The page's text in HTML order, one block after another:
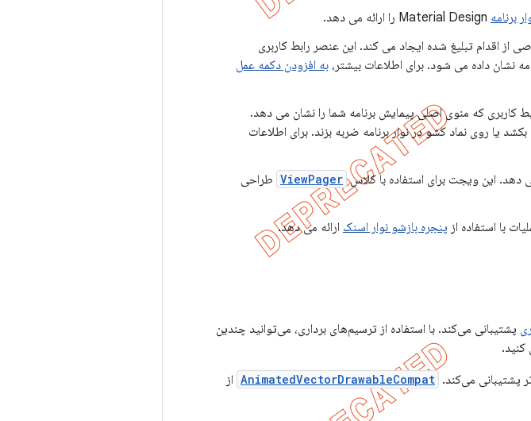
برنامه
از اقدام تبلیغ شده ایجاد می کند. این عنصر رابط کاربری
نشان داده می شود. برای اطلاعات بیشتر، به افزودن دکمه عمل
که منوی اصلی پیمایش برنامه شما را نشان می دهد.
روی نماد کشو در نوار برنامه ضربه بزند. برای اطلاعات
این ویجت برای استفاده با کلاس ViewPager طراحی
با استفاده از پنجره بازشو نوار اسنک ارائه می دهد.
پشتیبانی می‌کند. با استفاده از ترسیم‌های برداری، می‌توانید چندین
AnimatedVectorDrawableCompat از